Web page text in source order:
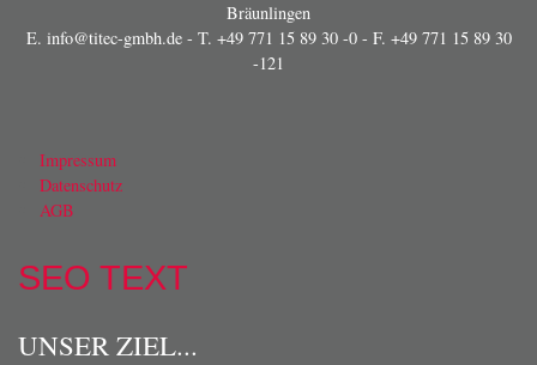
Bräunlingen
E. info@titec-gmbh.de- T. +49 771 15 89 30 -0- F. +49 771 15 89 30
-121
Impressum
Datenschutz
AGB
SEO TEXT
UNSER ZIEL...